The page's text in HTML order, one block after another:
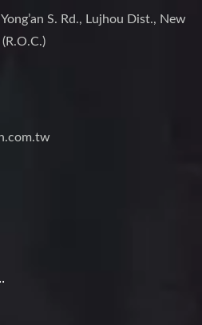
S. Rd., Lujhou Dist., New